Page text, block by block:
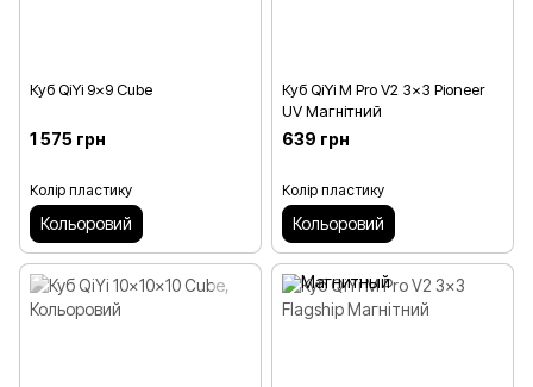
Куб QiYi 9x9 Cube
1 575 грн
Колір пластику
Кольоровий
Куб QiYi M Pro V2 3x3 Pioneer
UV Магнітний
639 грн
Колір пластику
Кольоровий